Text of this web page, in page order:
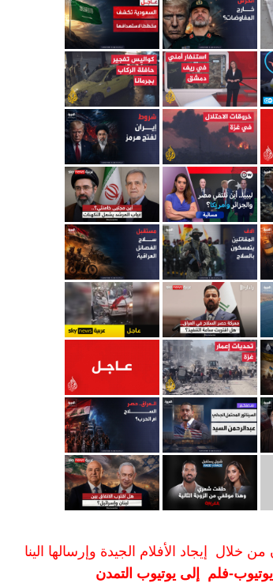
خلال إيجاد الأفلام الجيدة وإرسالها الينا
فلم إلى يوتيوب التمدن